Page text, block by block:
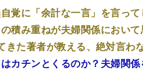
覚に「余計な一言」を言っ
積み重ねが夫婦関係におい
きた著者が教える、絶対言わ
カチンとくるのか？夫婦関